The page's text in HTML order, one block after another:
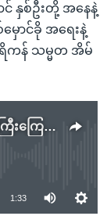
နှစ်ဦးတို့ အနေနဲ့
မှောင်ခို အရေးနဲ့
န် သမ္မတ အိမ်
သမ္မတ Trump အာရှခရီးစဉ်အပြီး အရေးကြီးကြေညာချက် ထုတ်ပြန်မည်
1:33